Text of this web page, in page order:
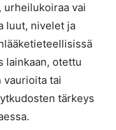
urheilukoiraa vai
luut, nivelet ja
lainkaan, otettu
vaurioita tai
tärkeys